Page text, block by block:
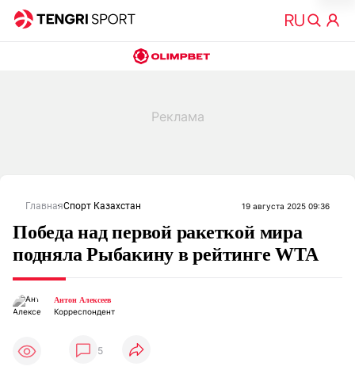
ГлавнаяСпорт Казахстан 19 августа 2025 09:36
Победа над первой ракеткой мира
подняла Рыбакину в рейтинге WTA
Антон Алексеев
Корреспондент
5